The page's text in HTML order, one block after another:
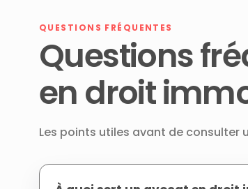
QUESTIONS FRÉQUENTES
Questions
en droit
Les points utiles avant de consulter